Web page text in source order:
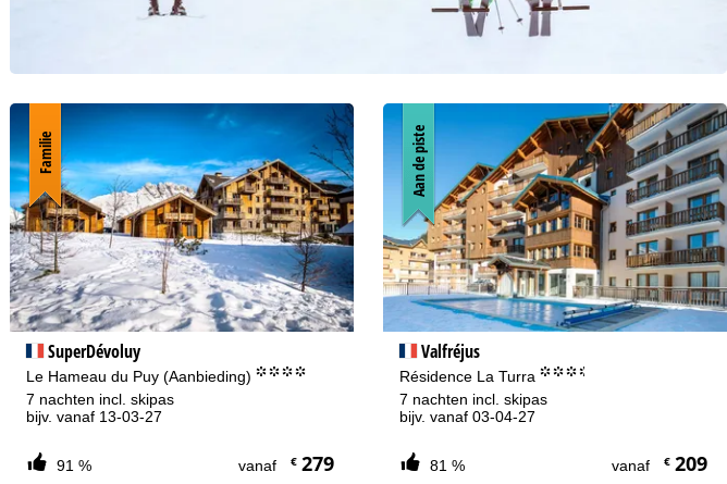
SuperDévoluy
Le Hameau du Puy (Aanbieding)°°°°
7 nachten incl. skipas
bijv. vanaf 13-03-27
91 % vanaf €279
Familie
Valfréjus
Résidence La Turra°°°.
7 nachten incl. skipas
bijv. vanaf 03-04-27
81 % vanaf €209
Aan de piste